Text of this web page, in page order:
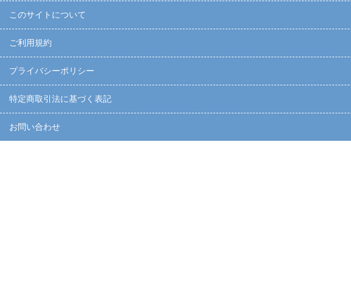
このサイトについて
ご利用規約
プライバシーポリシー
特定商取引法に基づく表記
お問い合わせ